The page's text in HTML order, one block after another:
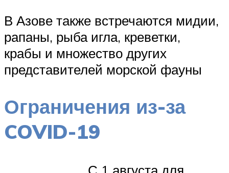
В Азове также встречаются мидии,
рапаны, рыба игла, креветки,
крабы и множество других
представителей морской фауны
Ограничения из-за
COVID-19